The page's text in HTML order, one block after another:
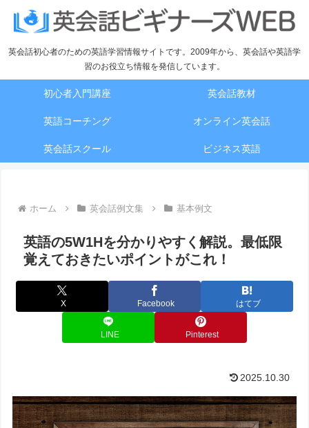
英会話初心者のための英語学習情報サイトです。2009年から、英会話や英語学
習のお役立ち情報を発信しています。
初心者入門講座 英会話教材
英語コーチング オンライン英会話
英会話スクール ビジネス英語
ホーム 英会話例文集 基本例文
英語の5W1Hを分かりやすく解説。最低限
覚えておきたいポイントがこれ！
X Facebook はてブ
LINE Pinterest
2025.10.30